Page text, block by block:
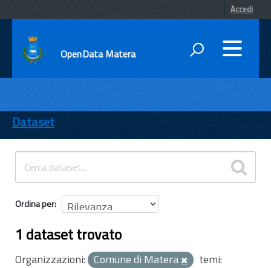
Accedi
OpenData Matera
ENTI
TEMI
INFORMAZIONI
Dataset
Ordina per
1 dataset trovato
Organizzazioni: Comune di Matera
temi: